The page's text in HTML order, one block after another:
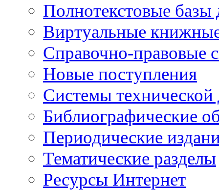
Полнотекстовые
Виртуальные
Справочно-правовые
Новые поступления
Cистемы
Библиографические
Периодические
Тематические разделы
Ресурсы Интернет